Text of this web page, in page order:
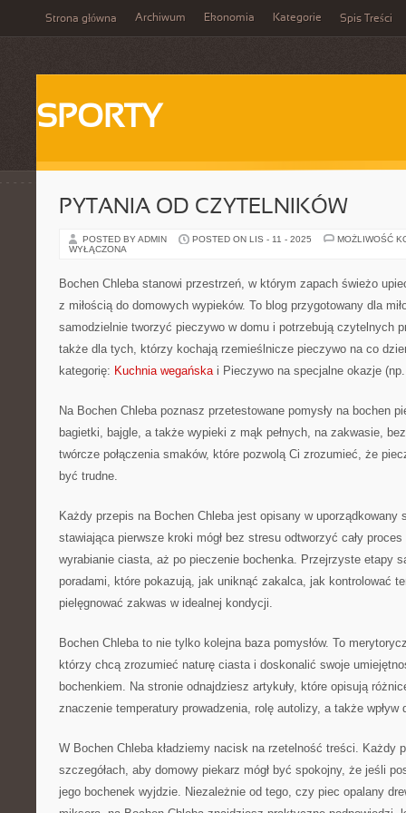
Strona główna Archiwum Ekonomia Kategorie Spis Treści
SPORTY
PYTANIA OD CZYTELNIKÓW
POSTED BY ADMIN POSTED ON LIS - 11 - 2025
MOŻLIWOŚĆ
WYŁĄCZONA
Bochen Chleba stanowi przestrzeń, w którym zapach świeżo
z miłością do domowych wypieków. To blog przygotowany dla
samodzielnie tworzyć pieczywo w domu i potrzebują czytelnych
także dla tych, którzy kochają rzemieślnicze pieczywo na co
kategorię: Kuchnia wegańskai Pieczywo na specjalne okazje
Na Bochen Chleba poznasz przetestowane pomysły na bochen
bagietki, bajgle, a także wypieki z mąk pełnych, na zakwasie,
twórcze połączenia smaków, które pozwolą Ci zrozumieć, że
być trudne.
Każdy przepis na Bochen Chleba jest opisany w uporządkowany
stawiająca pierwsze kroki mógł bez stresu odtworzyć cały
wyrabianie ciasta, aż po pieczenie bochenka. Przejrzyste etapy
poradami, które pokazują, jak uniknąć zakalca, jak kontrolować
pielęgnować zakwas w idealnej kondycji.
Bochen Chleba to nie tylko kolejna baza pomysłów. To
którzy chcą zrozumieć naturę ciasta i doskonalić swoje
bochenkiem. Na stronie odnajdziesz artykuły, które opisują
znaczenie temperatury prowadzenia, rolę autolizy, a także
W Bochen Chleba kładziemy nacisk na rzetelność treści. Każdy
szczegółach, aby domowy piekarz mógł być spokojny, że jeśli
jego bochenek wyjdzie. Niezależnie od tego, czy piec opalany